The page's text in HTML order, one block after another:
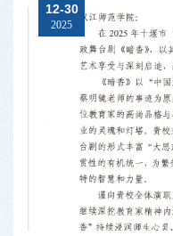
12-30
2025